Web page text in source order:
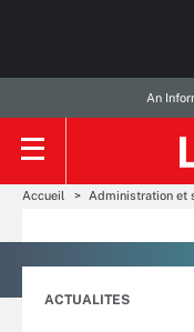
An
Accueil Administration et
ACTUALITES